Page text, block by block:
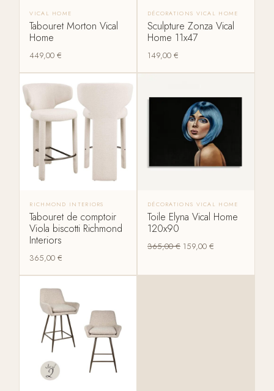
VICAL HOME
Tabouret Morton Vical
Home
449,00€
DÉCORATIONS VICAL HOME
Sculpture Zonza Vical
Home 11x47
149,00 €
RICHMOND INTERIORS
Tabouret de comptoir
Viola biscotti Richmond
Interiors
365,00€
DÉCORATIONS VICAL HOME
Toile Elyna Vical Home
120x90
365,00€ 159,00 €